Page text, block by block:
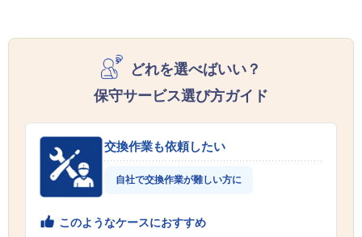
どれを選べばいい？
保守サービス選び方ガイド
交換作業も依頼したい
自社で交換作業が難しい方に
このようなケースにおすすめ